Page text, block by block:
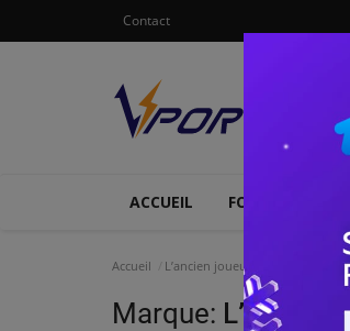
Contact
ACCUEIL FOOTBALL
Accueil L’ancien joueur de Chelsea
Marque: L’ancien